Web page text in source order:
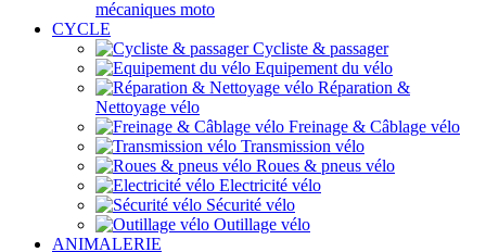
mécaniques moto
CYCLE
Cycliste & passager
Equipement du vélo
Réparation &
Nettoyage vélo
Freinage & Câblage vélo
Transmission vélo
Roues & pneus vélo
Electricité vélo
Sécurité vélo
Outillage vélo
ANIMALERIE